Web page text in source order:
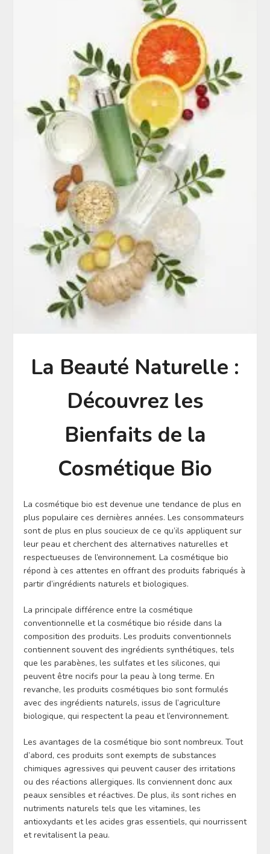
La Beauté Naturelle :
Découvrez les
Bienfaits de la
Cosmétique Bio
La cosmétique bio est devenue une tendance de plus en
plus populaire ces dernières années. Les consommateurs
sont de plus en plus soucieux de ce qu’ils appliquent sur
leur peau et cherchent des alternatives naturelles et
respectueuses de l’environnement. La cosmétique bio
répond à ces attentes en offrant des produits fabriqués à
partir d’ingrédients naturels et biologiques.
La principale différence entre la cosmétique
conventionnelle et la cosmétique bio réside dans la
composition des produits. Les produits conventionnels
contiennent souvent des ingrédients synthétiques, tels
que les parabènes, les sulfates et les silicones, qui
peuvent être nocifs pour la peau à long terme. En
revanche, les produits cosmétiques bio sont formulés
avec des ingrédients naturels, issus de l’agriculture
biologique, qui respectent la peau et l’environnement.
Les avantages de la cosmétique bio sont nombreux. Tout
d’abord, ces produits sont exempts de substances
chimiques agressives qui peuvent causer des irritations
ou des réactions allergiques. Ils conviennent donc aux
peaux sensibles et réactives. De plus, ils sont riches en
nutriments naturels tels que les vitamines, les
antioxydants et les acides gras essentiels, qui nourrissent
et revitalisent la peau.